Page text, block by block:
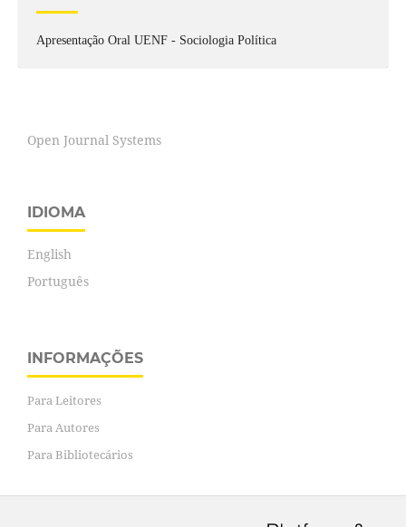
Apresentação Oral UENF - Sociologia Política
Open Journal Systems
IDIOMA
English
Português
INFORMAÇÕES
Para Leitores
Para Autores
Para Bibliotecários